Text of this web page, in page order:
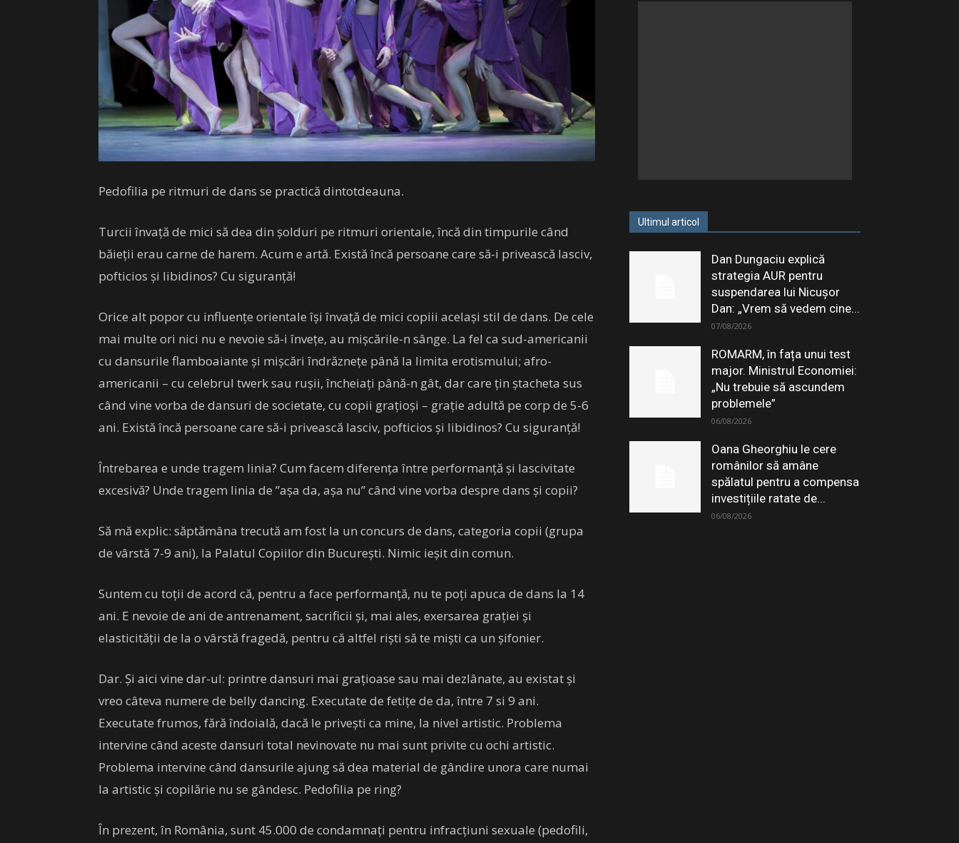
Pedofilia pe ritmuri de dans se practică dintotdeauna.
Turcii învață de mici să dea din șolduri pe ritmuri orientale, încă din timpurile când
băieții erau carne de harem. Acum e artă. Există încă persoane care să-i privească lasciv,
pofticios și libidinos? Cu siguranță!
Orice alt popor cu influențe orientale își învață de mici copiii același stil de dans. De cele
mai multe ori nici nu e nevoie să-i învețe, au mișcările-n sânge. La fel ca sud-americanii
cu dansurile flamboaiante și mișcări îndrăznețe până la limita erotismului; afro-
americanii – cu celebrul twerk sau rușii, încheiați până-n gât, dar care țin ștacheta sus
când vine vorba de dansuri de societate, cu copii grațioși – grație adultă pe corp de 5-6
ani. Există încă persoane care să-i privească lasciv, pofticios și libidinos? Cu siguranță!
Întrebarea e unde tragem linia? Cum facem diferența între performanță și lascivitate
excesivă? Unde tragem linia de ”așa da, așa nu” când vine vorba despre dans și copii?
Să mă explic: săptămâna trecută am fost la un concurs de dans, categoria copii (grupa
de vârstă 7-9 ani), la Palatul Copiilor din București. Nimic ieșit din comun.
Suntem cu toții de acord că, pentru a face performanță, nu te poți apuca de dans la 14
ani. E nevoie de ani de antrenament, sacrificii și, mai ales, exersarea grației și
elasticității de la o vârstă fragedă, pentru că altfel riști să te miști ca un șifonier.
Dar. Și aici vine dar-ul: printre dansuri mai grațioase sau mai dezlânate, au existat și
vreo câteva numere de belly dancing. Executate de fetițe de da, între 7 si 9 ani.
Executate frumos, fără îndoială, dacă le privești ca mine, la nivel artistic. Problema
intervine când aceste dansuri total nevinovate nu mai sunt privite cu ochi artistic.
Problema intervine când dansurile ajung să dea material de gândire unora care numai
la artistic și copilărie nu se gândesc. Pedofilia pe ring?
În prezent, în România, sunt 45.000 de condamnați pentru infracțiuni sexuale (pedofili,
Ultimul articol
Dan Dungaciu explică
strategia AUR pentru
suspendarea lui Nicușor
Dan: „Vrem să vedem cine...
07/08/2026
ROMARM, în fața unui test
major. Ministrul Economiei:
„Nu trebuie să ascundem
problemele”
06/08/2026
Oana Gheorghiu le cere
românilor să amâne
spălatul pentru a compensa
investițiile ratate de...
06/08/2026